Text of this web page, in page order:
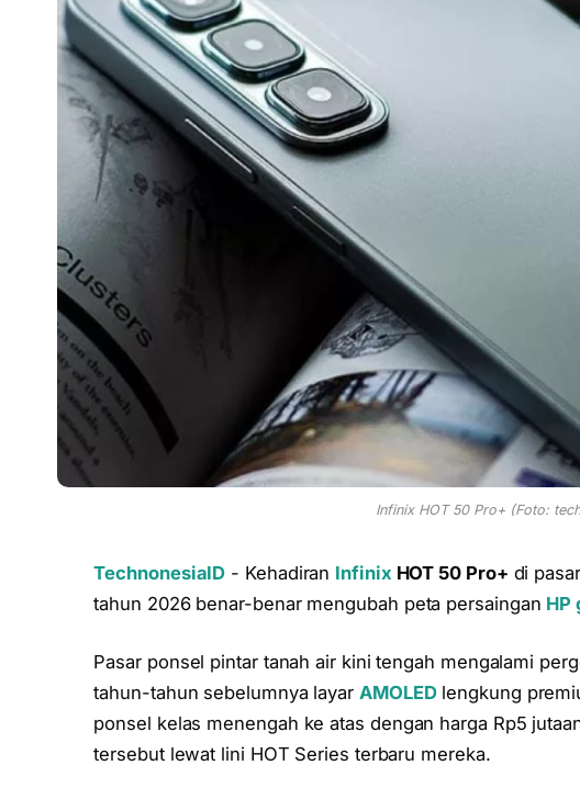
Infinix HOT 50 Pro+ (Foto:
TechnonesiaID - Kehadiran Infinix HOT 50 Pro+ di
tahun 2026 benar-benar mengubah peta persaingan HP
Pasar ponsel pintar tanah air kini tengah mengalami
tahun-tahun sebelumnya layar AMOLEDlengkung
ponsel kelas menengah ke atas dengan harga Rp5
tersebut lewat lini HOT Series terbaru mereka.